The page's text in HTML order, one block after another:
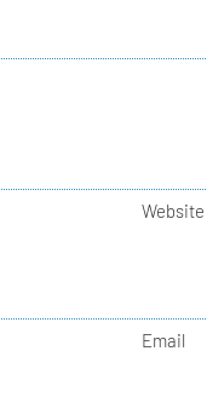
Website
Email